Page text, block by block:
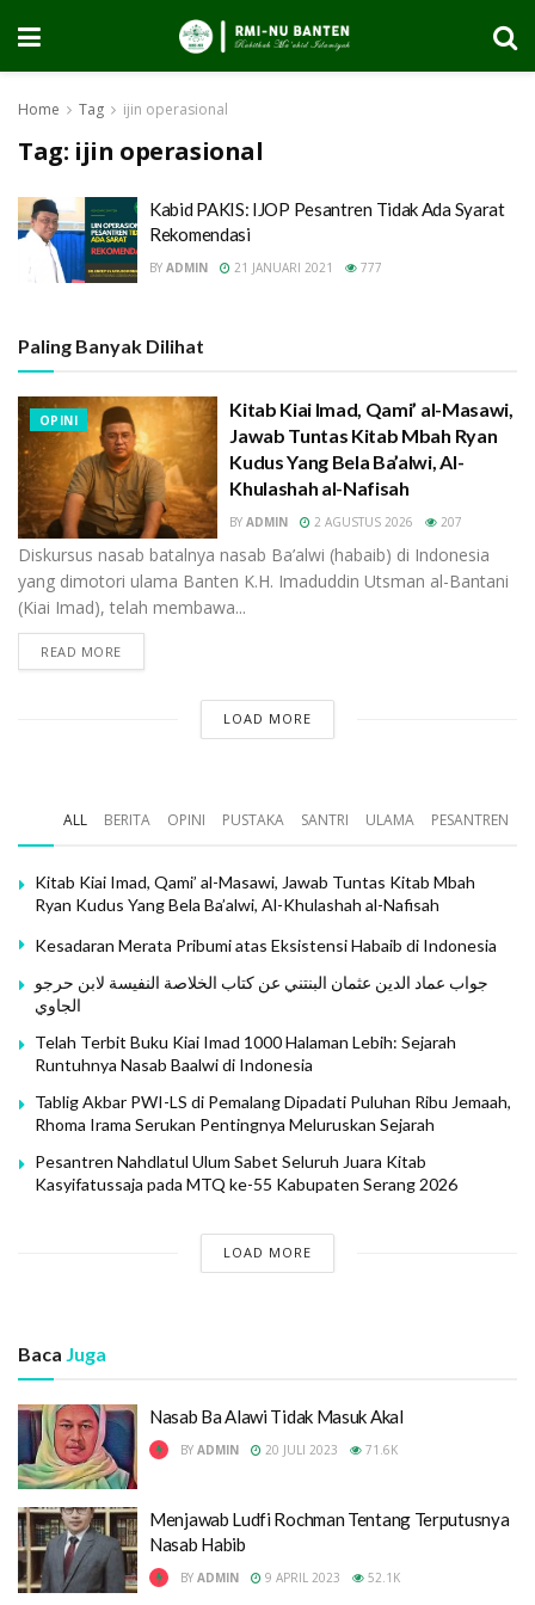
Home Tag ijin operasional
Tag: ijin operasional
Kabid PAKIS: IJOP Pesantren Tidak Ada Syarat
Rekomendasi
BY ADMIN 21 JANUARI 2021 777
Paling Banyak Dilihat
OPINI
Kitab Kiai Imad, Qami’ al-Masawi,
Jawab Tuntas Kitab Mbah Ryan
Kudus Yang Bela Ba’alwi, Al-
Khulashah al-Nafisah
BY ADMIN 2 AGUSTUS 2026 207
Diskursus nasab batalnya nasab Ba’alwi (habaib) di Indonesia
yang dimotori ulama Banten K.H. Imaduddin Utsman al-Bantani
(Kiai Imad), telah membawa...
READ MORE
LOAD MORE
ALL BERITA OPINI PUSTAKA SANTRI ULAMA PESANTREN
Kitab Kiai Imad, Qami’ al-Masawi, Jawab Tuntas Kitab Mbah
Ryan Kudus Yang Bela Ba’alwi, Al-Khulashah al-Nafisah
Kesadaran Merata Pribumi atas Eksistensi Habaib di Indonesia
جواب عماد الدين عثمان البنتني عن كتاب الخلاصة النفيسة لابن حرجو
الجاوي
Telah Terbit Buku Kiai Imad 1000 Halaman Lebih: Sejarah
Runtuhnya Nasab Baalwi di Indonesia
Tablig Akbar PWI-LS di Pemalang Dipadati Puluhan Ribu Jemaah,
Rhoma Irama Serukan Pentingnya Meluruskan Sejarah
Pesantren Nahdlatul Ulum Sabet Seluruh Juara Kitab
Kasyifatussaja pada MTQ ke-55 Kabupaten Serang 2026
LOAD MORE
Baca Juga
Nasab Ba Alawi Tidak Masuk Akal
BY ADMIN 20 JULI 2023 71.6K
Menjawab Ludfi Rochman Tentang Terputusnya
Nasab Habib
BY ADMIN 9 APRIL 2023 52.1K